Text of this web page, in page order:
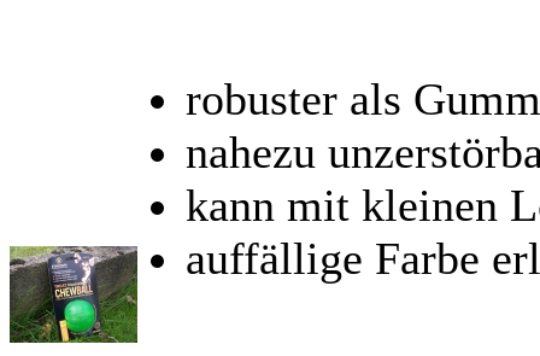
robuster als
nahezu
kann mit kleinen
auffällige Farbe